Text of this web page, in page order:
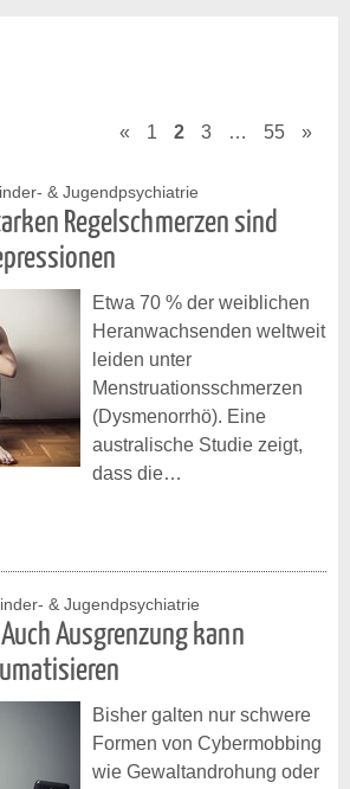
«
1 2 3 … 55 »
& Jugendpsychiatrie
Regelschmerzen sind
Etwa 70 % der weiblichen
Heranwachsenden weltweit
leiden unter
Menstruationsschmerzen
(Dysmenorrhö). Eine
australische Studie zeigt,
dass die…
& Jugendpsychiatrie
Ausgrenzung kann
Bisher galten nur schwere
Formen von Cybermobbing
wie Gewaltandrohung oder